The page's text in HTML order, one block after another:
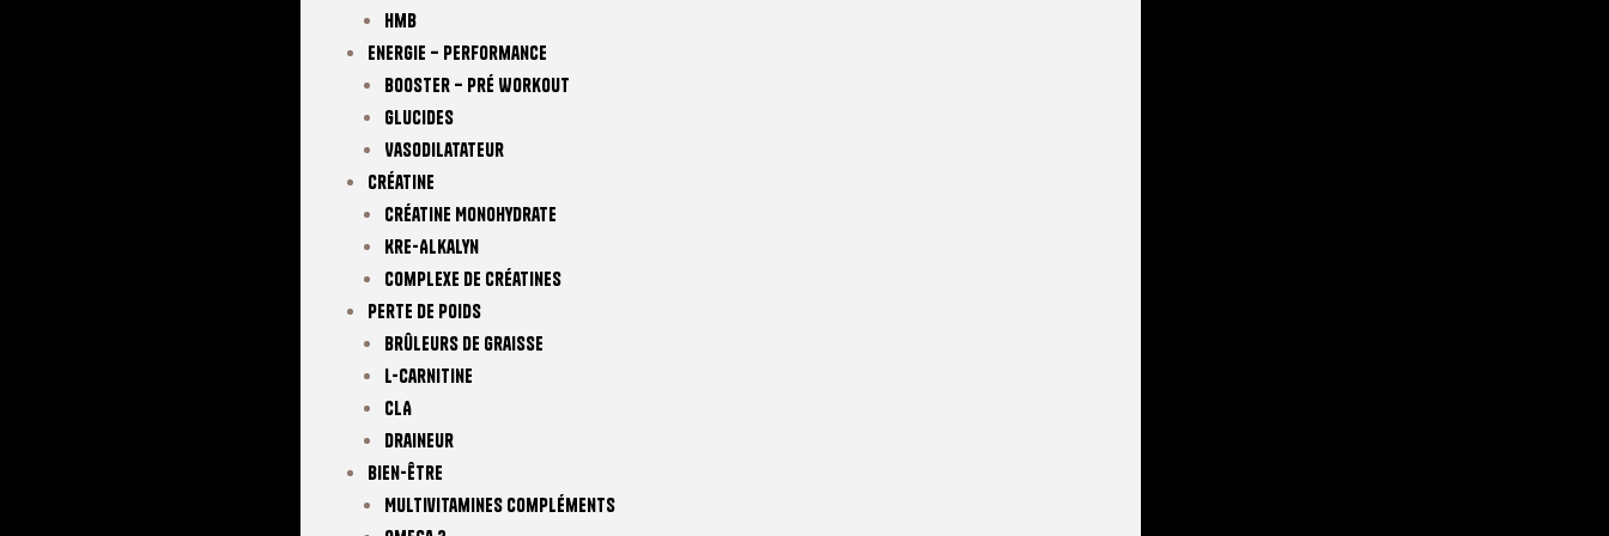
Hmb
Energie – Performance
Booster – Pré Workout
Glucides
Vasodilatateur
Créatine
Créatine Monohydrate
Kre-Alkalyn
Complexe De Créatines
Perte De Poids
Brûleurs De Graisse
L-Carnitine
CLA
Draineur
Bien-Être
Multivitamines Compléments